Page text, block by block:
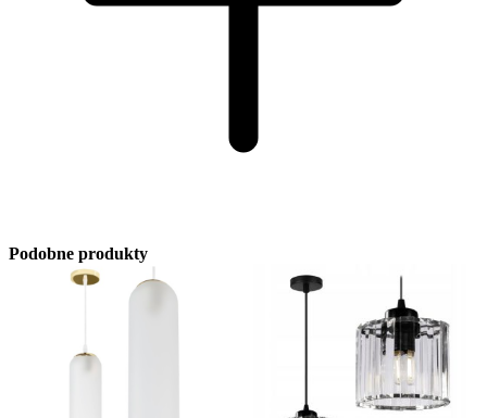
Podobne produkty